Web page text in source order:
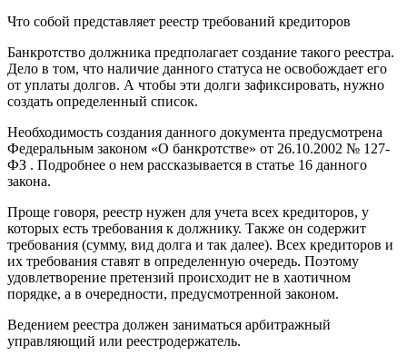
Что собой представляет реестр требований кредиторов
Банкротство должника предполагает создание такого реестра.
Дело в том, что наличие данного статуса не освобождает его
от уплаты долгов. А чтобы эти долги зафиксировать, нужно
создать определенный список.
Необходимость создания данного документа предусмотрена
Федеральным законом «О банкротстве» от 26.10.2002 № 127-
ФЗ . Подробнее о нем рассказывается в статье 16 данного
закона.
Проще говоря, реестр нужен для учета всех кредиторов, у
которых есть требования к должнику. Также он содержит
требования (сумму, вид долга и так далее). Всех кредиторов и
их требования ставят в определенную очередь. Поэтому
удовлетворение претензий происходит не в хаотичном
порядке, а в очередности, предусмотренной законом.
Ведением реестра должен заниматься арбитражный
управляющий или реестродержатель.